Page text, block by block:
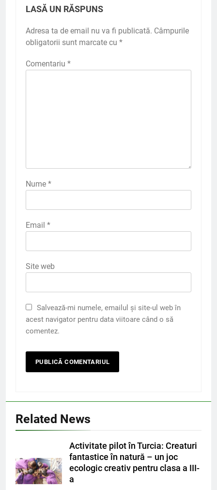
LASĂ UN RĂSPUNS
Adresa ta de email nu va fi publicată. Câmpurile
obligatorii sunt marcate cu *
Comentariu *
Nume *
Email *
Site web
Salvează-mi numele, emailul și site-ul web în
acest navigator pentru data viitoare când o să
comentez.
Related News
Activitate pilot în Turcia: Creaturi
fantastice în natură – un joc
ecologic creativ pentru clasa a III-
a